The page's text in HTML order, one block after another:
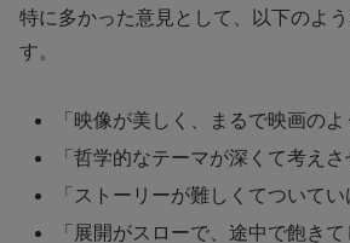
特に多かった意見として、以下のよ
す。
「映像が美しく、まるで映画のよ
「哲学的なテーマが深くて考えさ
「ストーリーが難しくてついてい
「展開がスローで、途中で飽きて